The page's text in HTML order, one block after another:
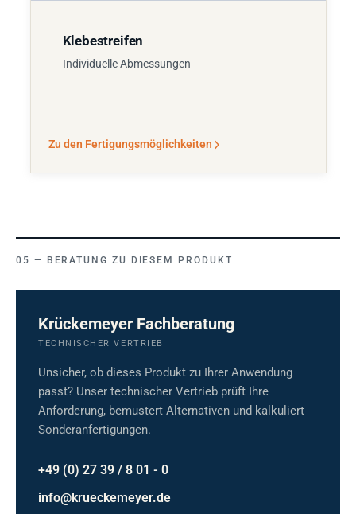
Klebestreifen
Individuelle Abmessungen
Zu den Fertigungsmöglichkeiten
BERATUNG ZU DIESEM PRODUKT
Krückemeyer Fachberatung
TECHNISCHER VERTRIEB
Unsicher, ob dieses Produkt zu Ihrer Anwendung
passt? Unser technischer Vertrieb prüft Ihre
Anforderung, bemustert Alternativen und kalkuliert
Sonderanfertigungen.
+49 (0) 27 39 / 8 01 - 0
info@krueckemeyer.de